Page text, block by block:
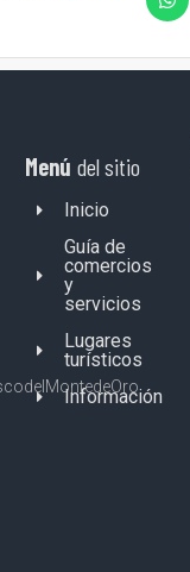
Menú del sitio
Inicio
Guía de
comercios
y
servicios
Lugares
turísticos
Información